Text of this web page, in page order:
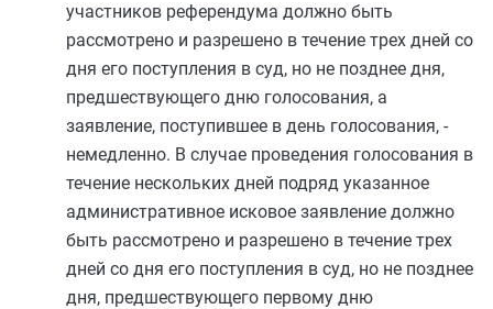
участников референдума должно быть
рассмотрено и разрешено в течение трех дней со
дня его поступления в суд, но не позднее дня,
предшествующего дню голосования, а
заявление, поступившее в день голосования, -
немедленно. В случае проведения голосования в
течение нескольких дней подряд указанное
административное исковое заявление должно
быть рассмотрено и разрешено в течение трех
дней со дня его поступления в суд, но не позднее
дня, предшествующего первому дню